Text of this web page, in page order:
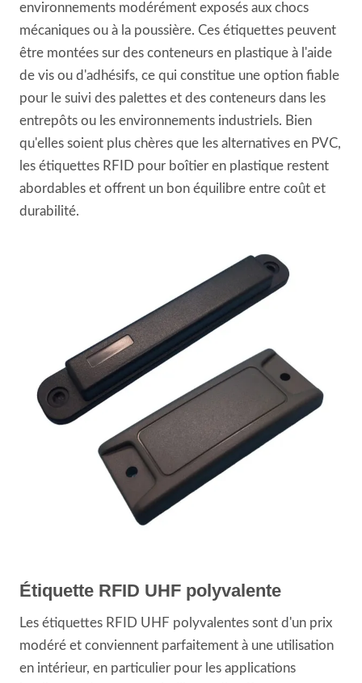
environnements modérément exposés aux chocs
mécaniques ou à la poussière. Ces étiquettes peuvent
être montées sur des conteneurs en plastique à l'aide
de vis ou d'adhésifs, ce qui constitue une option fiable
pour le suivi des palettes et des conteneurs dans les
entrepôts ou les environnements industriels. Bien
qu'elles soient plus chères que les alternatives en PVC,
les étiquettes RFID pour boîtier en plastique restent
abordables et offrent un bon équilibre entre coût et
durabilité.
Étiquette RFID UHF polyvalente
Les étiquettes RFID UHF polyvalentes sont d'un prix
modéré et conviennent parfaitement à une utilisation
en intérieur, en particulier pour les applications